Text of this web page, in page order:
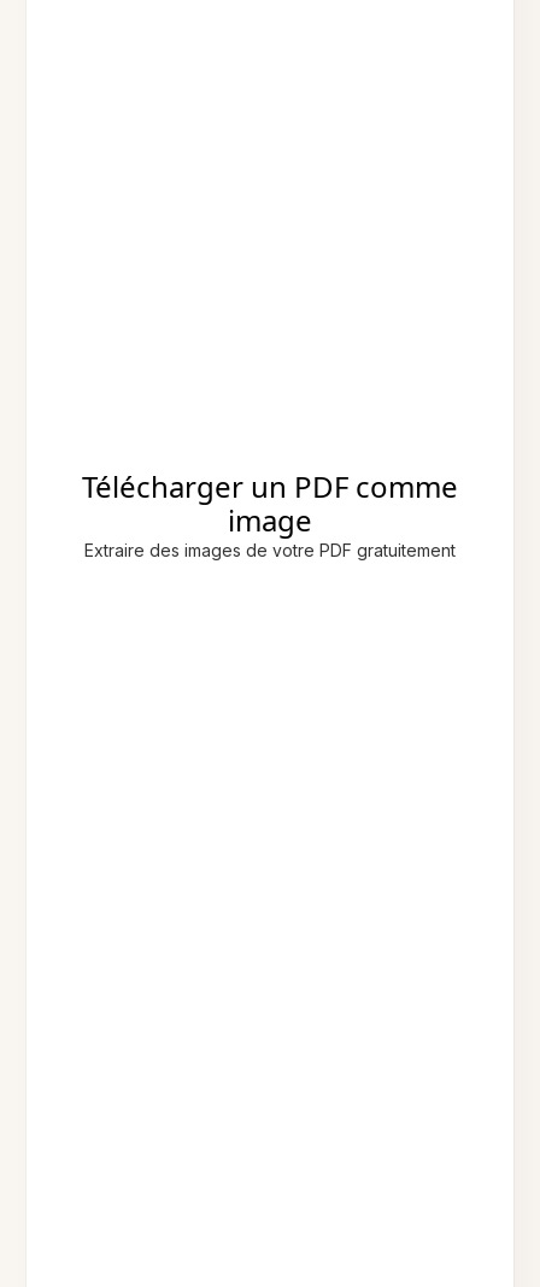
Télécharger un PDF comme
image
Extraire des images de votre PDF gratuitement